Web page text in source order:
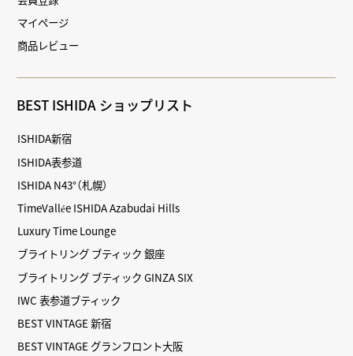
マイページ
商品レビュー
BEST ISHIDA ショップリスト
ISHIDA新宿
ISHIDA表参道
ISHIDA N43°（札幌）
TimeVallée ISHIDA Azabudai Hills
Luxury Time Lounge
ブライトリング ブティック 銀座
ブライトリング ブティック GINZA SIX
IWC 表参道ブティック
BEST VINTAGE 新宿
BEST VINTAGE グランフロント大阪